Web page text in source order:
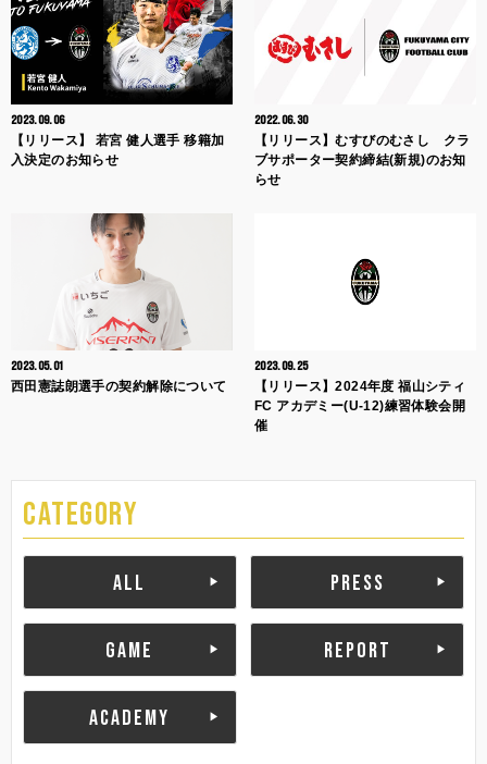
2023.09.06
【リリース】 若宮 健人選手 移籍加
入決定のお知らせ
2022.06.30
【リリース】むすびのむさし クラ
ブサポーター契約締結(新規)のお知
らせ
2023.05.01
西田憲誌朗選手の契約解除について
2023.09.25
【リリース】2024年度 福山シティ
FC アカデミー(U-12)練習体験会開
催
CATEGORY
ALL PRESS
GAME REPORT
ACADEMY